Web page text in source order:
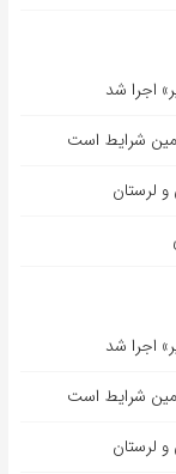
اجرا شد
شرایط است
لرستان
اجرا شد
شرایط است
لرستان